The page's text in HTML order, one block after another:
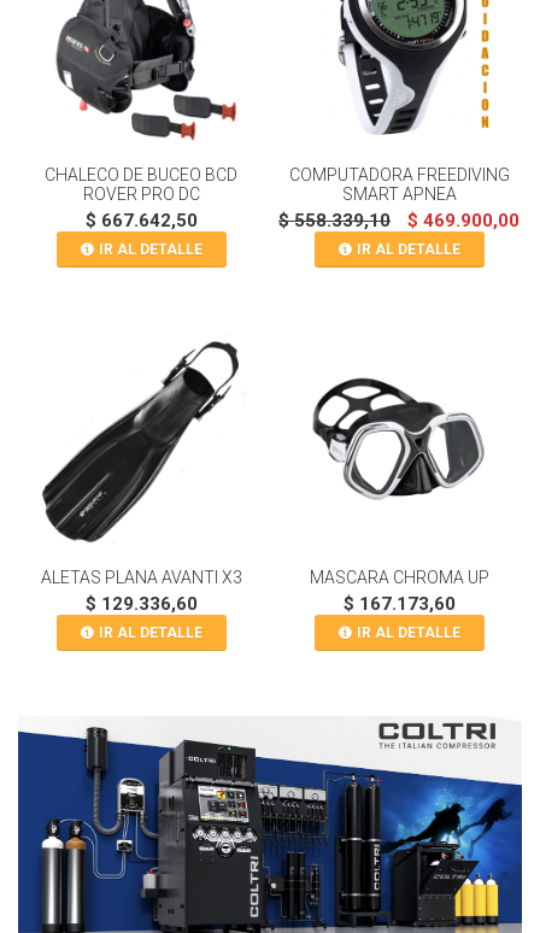
CHALECO DE BUCEO BCD
ROVER PRO DC
$ 667.642,50
IR AL DETALLE
COMPUTADORA FREEDIVING
SMART APNEA
$ 558.339,10 $ 469.900,00
IR AL DETALLE
ALETAS PLANA AVANTI X3
$ 129.336,60
IR AL DETALLE
MASCARA CHROMA UP
$ 167.173,60
IR AL DETALLE